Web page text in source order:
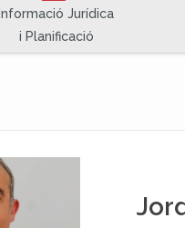
Informació Jurídica
i Planificació